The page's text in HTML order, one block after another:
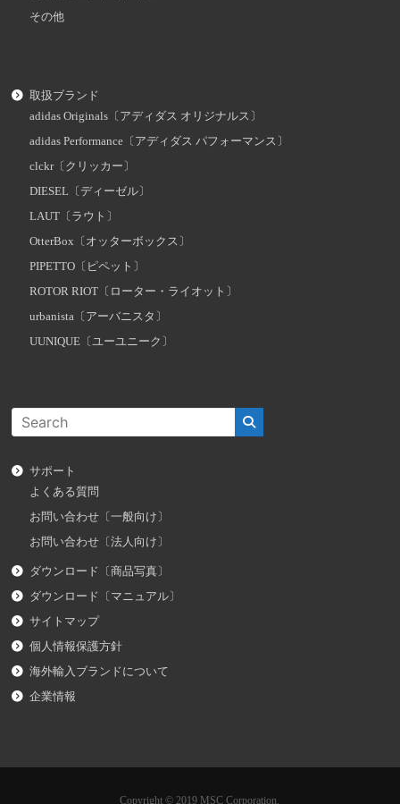
その他
取扱ブランド
adidas Originals〔アディダス オリジナルス〕
adidas Performance〔アディダス パフォーマンス〕
clckr〔クリッカー〕
DIESEL〔ディーゼル〕
LAUT〔ラウト〕
OtterBox〔オッターボックス〕
PIPETTO〔ピペット〕
ROTOR RIOT〔ローター・ライオット〕
urbanista〔アーバニスタ〕
UUNIQUE〔ユーユニーク〕
サポート
よくある質問
お問い合わせ〔一般向け〕
お問い合わせ〔法人向け〕
ダウンロード〔商品写真〕
ダウンロード〔マニュアル〕
サイトマップ
個人情報保護方針
海外輸入ブランドについて
企業情報
Copyright © 2019 MSC Corporation.